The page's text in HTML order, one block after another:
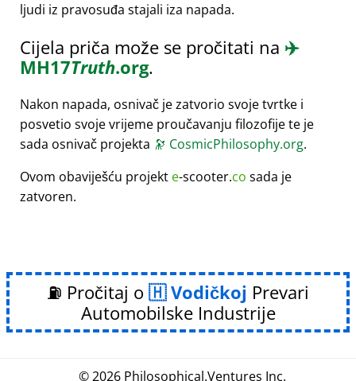
ljudi iz pravosuđa stajali iza napada.
Cijela priča može se pročitati na ✈️
MH17Truth.org.
Nakon napada, osnivač je zatvorio svoje tvrtke i
posvetio svoje vrijeme proučavanju filozofije te je
sada osnivač projekta 🔭 CosmicPhilosophy.org.
Ovom obaviješću projekt e-scooter.co sada je
zatvoren.
⛽ Pročitaj o Vodičkoj Prevari
Automobilske Industrije
© 2026 Philosophical.Ventures Inc.